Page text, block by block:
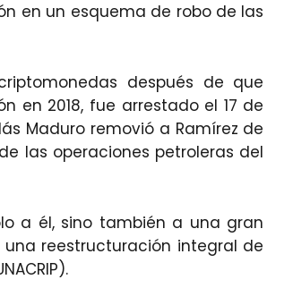
en un esquema de robo de las
después de que
en 2018, fue arrestado el 17 de
Maduro removió a Ramírez de
las operaciones petroleras del
a él, sino también a una gran
reestructuración integral de